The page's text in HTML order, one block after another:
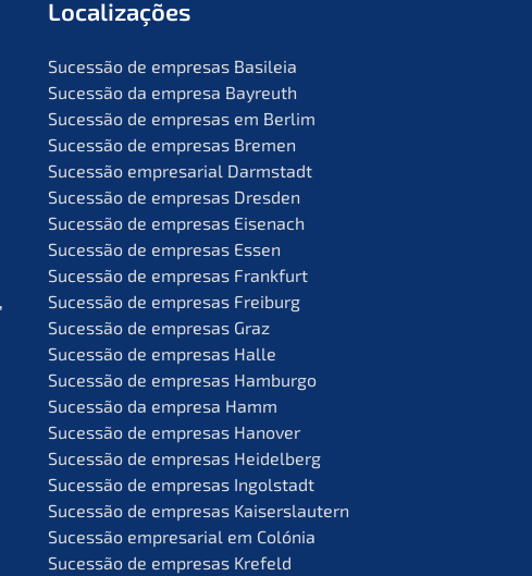
Locali­za­ções
Suces­são de empre­sas Basileia
Suces­são da empre­sa Bayreuth
Suces­são de empre­sas em Berlim
Suces­são de empre­sas Bremen
Suces­são empre­sa­ri­al Darmstadt
Suces­são de empre­sas Dresden
Suces­são de empre­sas Eisenach
Suces­são de empre­sas Essen
Suces­são de empre­sas Frankfurt
Suces­são de empre­sas Freiburg
Suces­são de empre­sas Graz
Suces­são de empre­sas Halle
Suces­são de empre­sas Hamburgo
Suces­são da empre­sa Hamm
Suces­são de empre­sas Hanover
Suces­são de empre­sas Heidelberg
Suces­são de empre­sas Ingolstadt
Suces­são de empre­sas Kaiserslautern
Suces­são empre­sa­ri­al em Colónia
Suces­são de empre­sas Krefeld